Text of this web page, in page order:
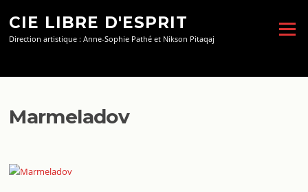
contenu
CIE LIBRE D'ESPRIT
Direction artistique : Anne-Sophie Pathé et Nikson Pitaqaj
Menu
Marmeladov